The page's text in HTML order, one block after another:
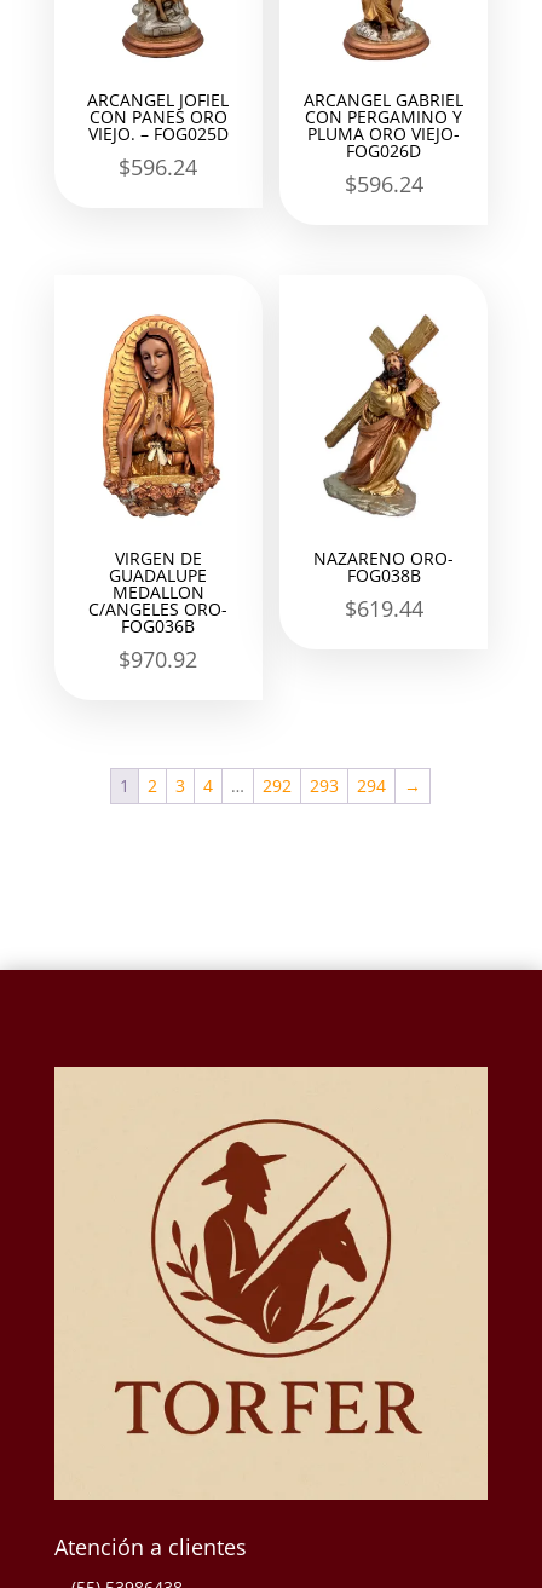
ARCANGEL JOFIEL
CON PANES ORO
VIEJO. – FOG025D
$596.24
ARCANGEL GABRIEL
CON PERGAMINO Y
PLUMA ORO VIEJO-
FOG026D
$596.24
VIRGEN DE
GUADALUPE
MEDALLON
C/ANGELES ORO-
FOG036B
$970.92
NAZARENO ORO-
FOG038B
$619.44
1 2 3 4 … 292 293 294 →
Atención a clientes